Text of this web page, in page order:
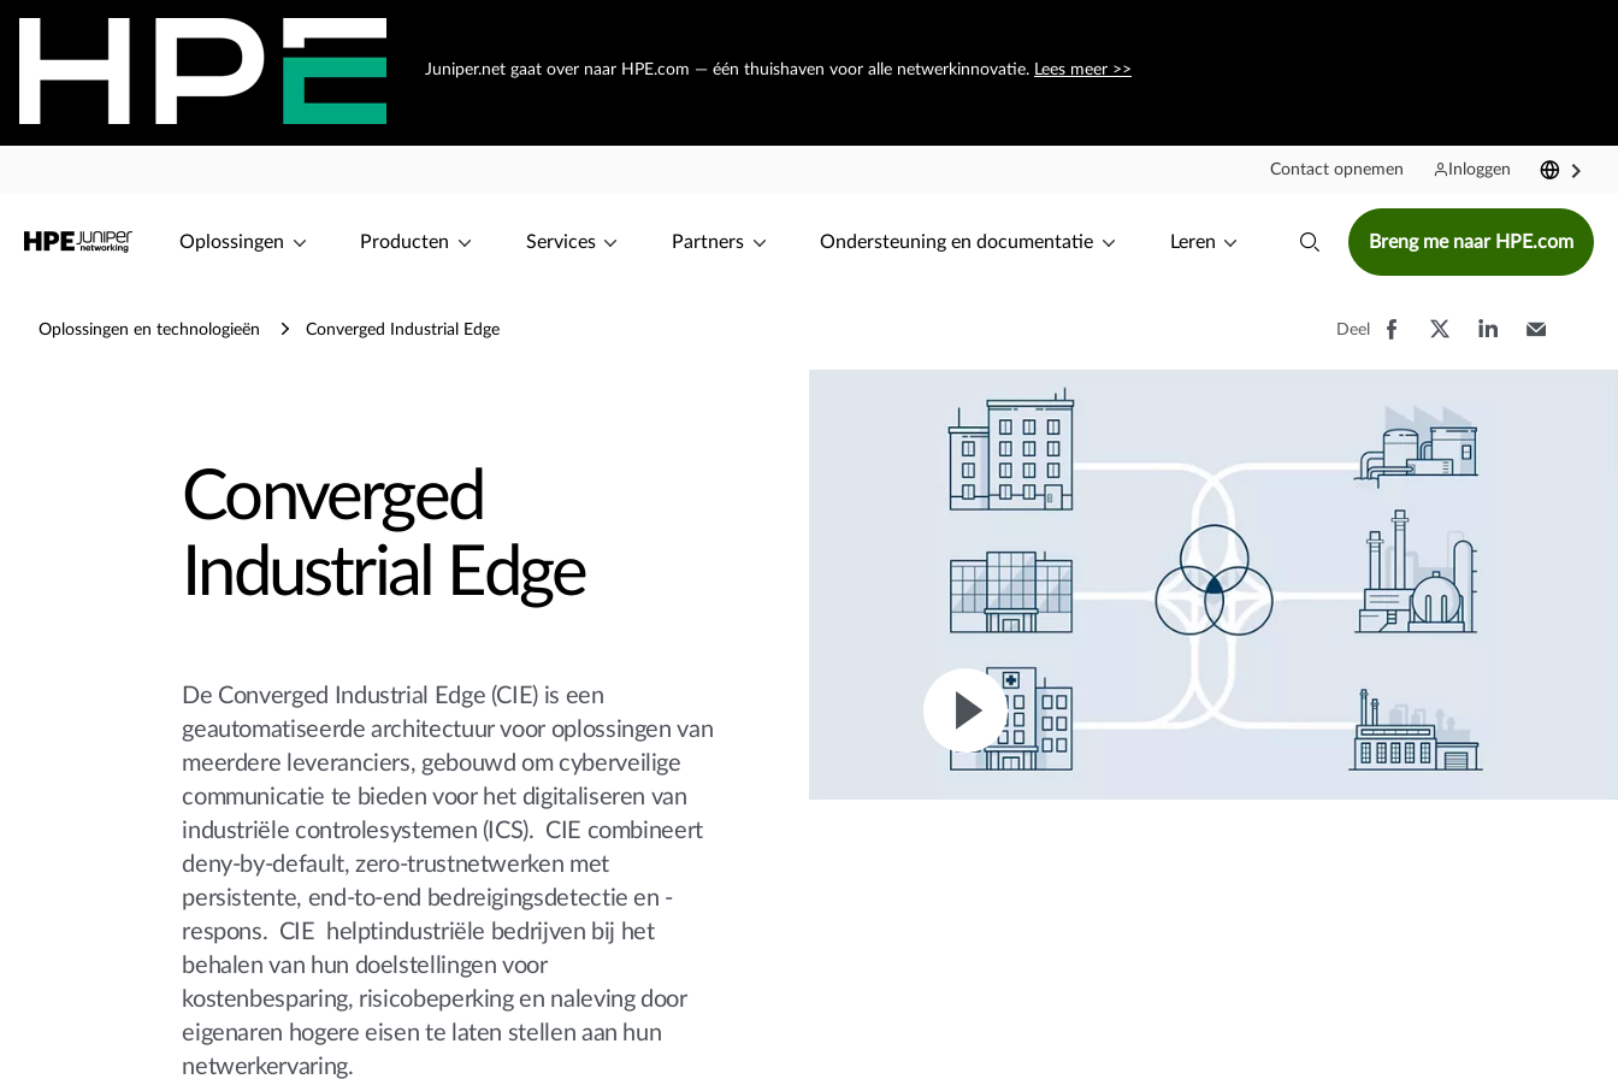
Juniper.net gaat over naar HPE.com — één thuishaven voor alle netwerkinnovatie. Lees meer >>
Contact opnemen Inloggen
Oplossingen Producten Services Partners Ondersteuning en documentatie Leren Breng me naar HPE.com
Oplossingen en technologieën Converged Industrial Edge Deel
Converged
Industrial Edge
De Converged Industrial Edge (CIE) is een
geautomatiseerde architectuur voor oplossingen van
meerdere leveranciers, gebouwd om cyberveilige
communicatie te bieden voor het digitaliseren van
industriële controlesystemen (ICS). CIE combineert
deny-by-default, zero-trustnetwerken met
persistente, end-to-end bedreigingsdetectie en -
respons. CIE helptindustriële bedrijven bij het
behalen van hun doelstellingen voor
kostenbesparing, risicobeperking en naleving door
eigenaren hogere eisen te laten stellen aan hun
netwerkervaring.